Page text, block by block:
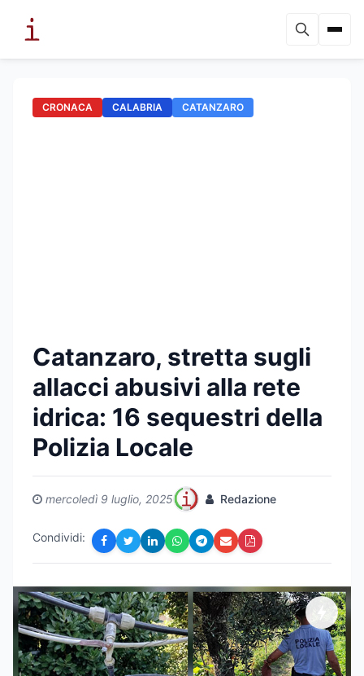
CRONACA CALABRIA CATANZARO
Catanzaro, stretta sugli
allacci abusivi alla rete
idrica: 16 sequestri della
Polizia Locale
mercoledì 9 luglio, 2025 Redazione
Condividi: